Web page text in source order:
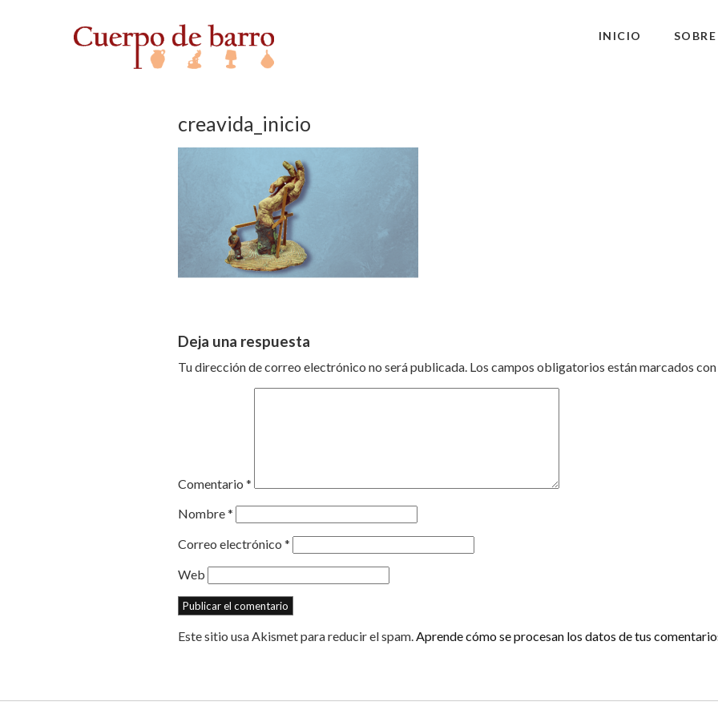
INICIO
creavida_inicio
Deja una respuesta
Tu dirección de correo electrónico no será publicada. Los campos obligatorios están marcados con
Comentario *
Nombre*
Correo electrónico *
Web
Este sitio usa Akismet para reducir el spam.Aprende cómo se procesan los datos de tus